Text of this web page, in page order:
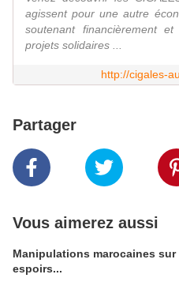
agissent pour une autre
soutenant financièrement
projets solidaires ...
http://cigales-
Partager
Vous aimerez aussi
Manipulations marocaines
espoirs...